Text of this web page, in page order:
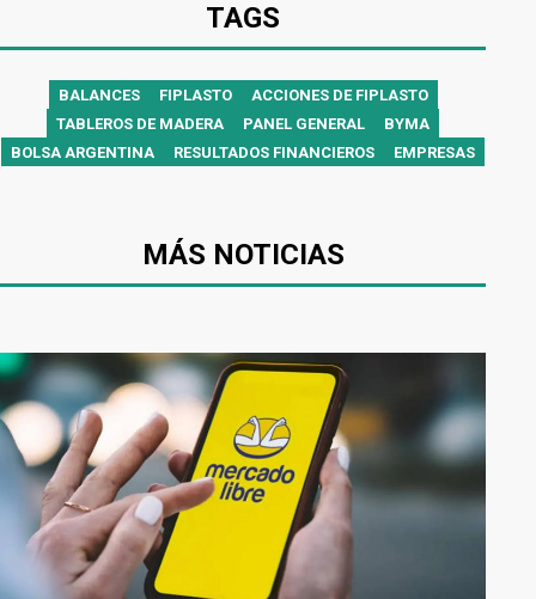
TAGS
BALANCES FIPLASTO
ACCIONES DE FIPLASTO
TABLEROS DE MADERA
PANEL GENERAL
BYMA
BOLSA ARGENTINA
RESULTADOS FINANCIEROS EMPRESAS
MÁS NOTICIAS